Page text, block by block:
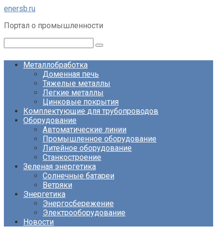
Перейти
контенту
enersb.ru
Портал о промышленности
Металлобработка
Доменная печь
Тяжелые металлы
Легкие металлы
Цинковые покрытия
Комплектующие для трубопроводов
Оборудование
Автоматические линии
Промышленное оборудование
Литейное оборудование
Станкостроение
Зеленая энергетика
Солнечные батареи
Ветряки
Энергетика
Энергосбережение
Электрооборудование
Новости